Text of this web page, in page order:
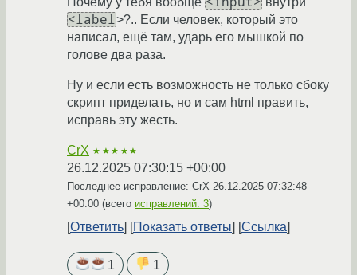
<label>?.. Если человек, который это
написал, ещё там, ударь его мышкой по
голове два раза.
Ну и если есть возможность не только сбоку
скрипт приделать, но и сам html править,
исправь эту жесть.
CrX ★★★★★
26.12.2025 07:30:15 +00:00
Последнее исправление: CrX 26.12.2025 07:32:48
+00:00 (всего исправлений: 3)
Ответить Показать ответы Ссылка
1 1